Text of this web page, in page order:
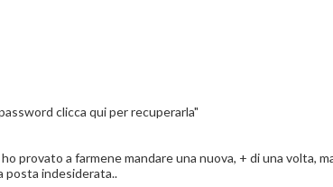
clicca qui per recuperarla"
provato a farmene mandare una nuova, + di una volta,
posta indesiderata..